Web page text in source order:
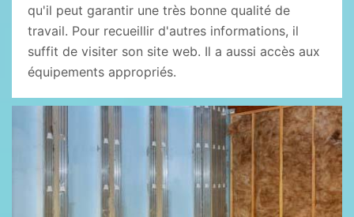
qu'il peut garantir une très bonne qualité de
travail. Pour recueillir d'autres informations, il
suffit de visiter son site web. Il a aussi accès aux
équipements appropriés.